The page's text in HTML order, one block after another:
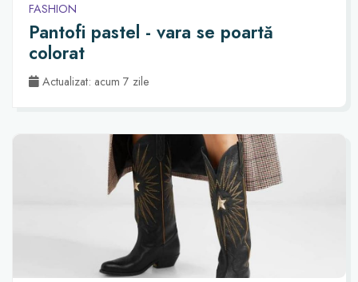
FASHION
Pantofi pastel - vara se poartă
colorat
Actualizat: acum 7 zile